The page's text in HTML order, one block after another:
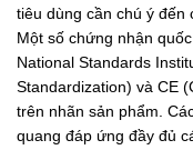
tiêu dùng cần chú ý đến
Một số chứng nhận
National Standards
Standardization) và CE
trên nhãn sản phẩm.
quang đáp ứng đầy đủ